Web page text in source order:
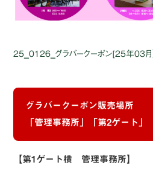
25‗0126‗グラバークーポン[25年03月］
グラバークーポン販売場所
「管理事務所」「第2ゲート」
【第1ゲート横 管理事務所】